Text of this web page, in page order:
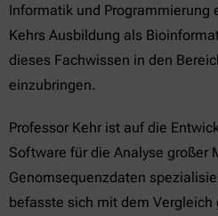
Informatik und Programmierung
Kehrs Ausbildung als
dieses Fachwissen in den
einzubringen.
Professor Kehr ist auf die
Software für die Analyse großer
Genomsequenzdaten
befasste sich mit dem Vergleich